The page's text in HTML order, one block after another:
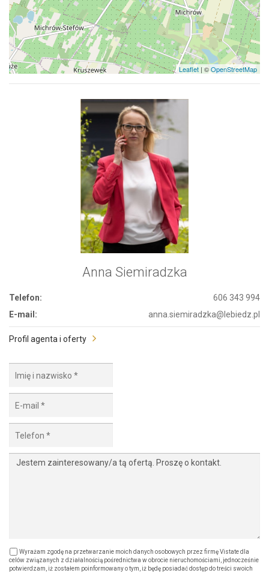
Leaflet | ©OpenStreetMap
Kontakt
Anna Siemiradzka
Telefon:
606 343 994
E-mail:
anna.siemiradzka@lebiedz.pl
Profil agenta i oferty
Wyrażam zgodę na przetwarzanie moich danych osobowych przez firmę Vistate dla
celów związanych z działalnością pośrednictwa w obrocie nieruchomościami, jednocześnie
potwierdzam, iż zostałem poinformowany o tym, iż będę posiadać dostęp do treści swoich